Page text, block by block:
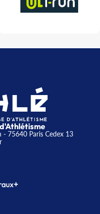
- 75640 Paris Cedex 13
+